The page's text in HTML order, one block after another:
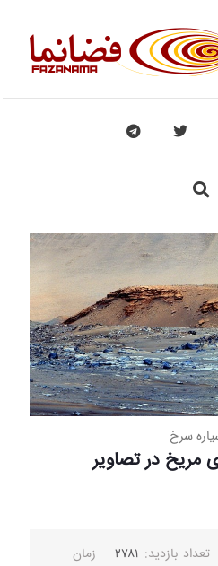
سرخ
مریخ در تصاویر
تعداد بازدید: ۲۷۸۱
زمان